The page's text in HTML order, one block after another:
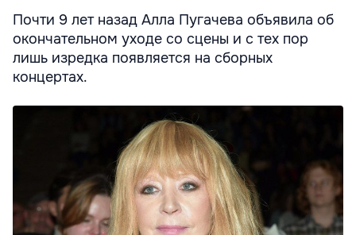
Почти 9 лет назад Алла Пугачева объявила об
окончательном уходе со сцены и с тех пор
лишь изредка появляется на сборных
концертах.